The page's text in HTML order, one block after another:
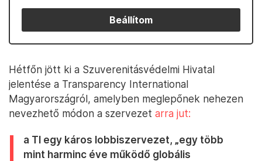
Beállítom
Hétfőn jött ki a Szuverenitásvédelmi Hivatal
jelentése a Transparency International
Magyarországról, amelyben meglepőnek nehezen
nevezhető módon a szervezet arra jut:
a TI egy káros lobbiszervezet, „egy több
mint harminc éve működő globális